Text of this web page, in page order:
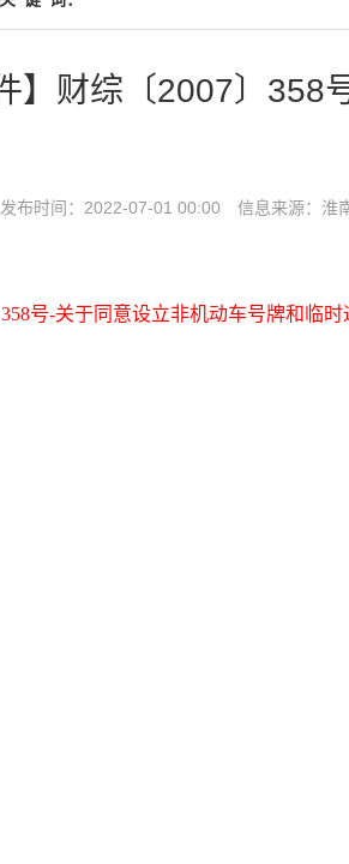
】财综〔2007〕
发布时间：2022-07-01 00:00 信息来源：淮
号-关于同意设立非机动车号牌和临